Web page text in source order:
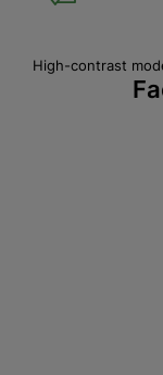
High-contrast